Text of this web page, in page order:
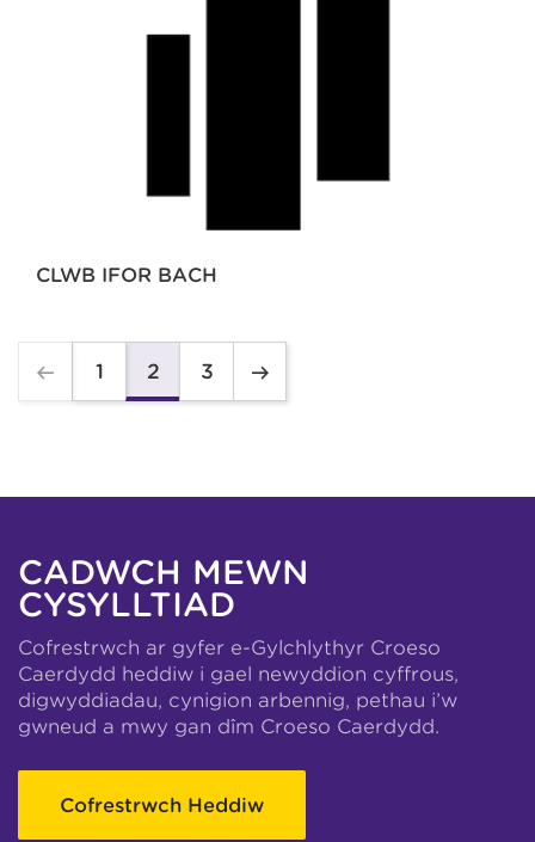
CLWB IFOR BACH
1 2 3
CADWCH MEWN
CYSYLLTIAD
Cofrestrwch ar gyfer e-Gylchlythyr Croeso
Caerdydd heddiw i gael newyddion cyffrous,
digwyddiadau, cynigion arbennig, pethau i’w
gwneud a mwy gan dîm Croeso Caerdydd.
Cofrestrwch Heddiw